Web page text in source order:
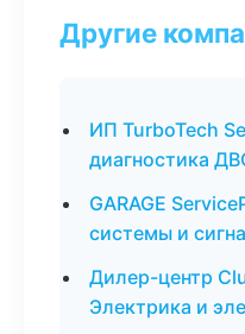
Другие
ИП TurboTech
диагностика
GARAGE
системы и
Дилер-центр
Электрика и